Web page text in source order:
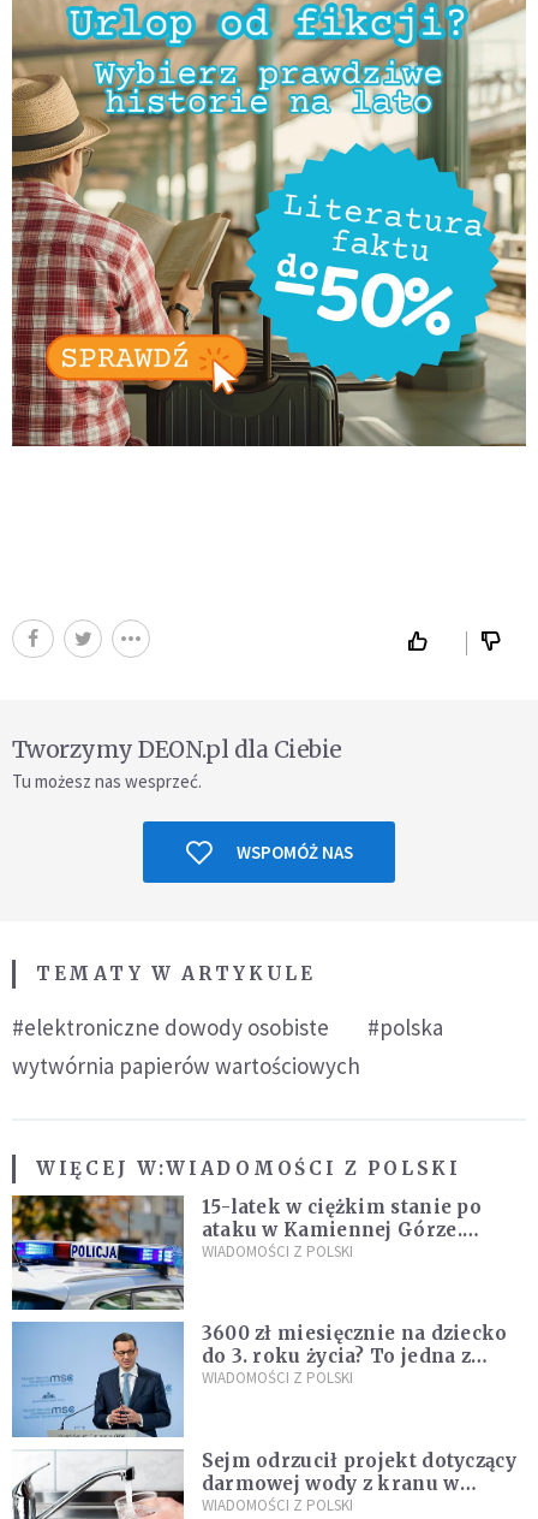
Tworzymy DEON.pl dla Ciebie
Tu możesz nas wesprzeć.
WSPOMÓŻ NAS
TEMATY W ARTYKULE
#elektroniczne dowody osobiste
#polska
wytwórnia papierów wartościowych
WIĘCEJ W:WIADOMOŚCI Z POLSKI
15-latek w ciężkim stanie po
ataku w Kamiennej Górze.
Policja zatrzymała dwóch
WIADOMOŚCI Z POLSKI
3600 zł miesięcznie na dziecko
do 3. roku życia? To jedna z
propozycji programu "Rozwój
WIADOMOŚCI Z POLSKI
Sejm odrzucił projekt dotyczący
darmowej wody z kranu w
restauracjach
WIADOMOŚCI Z POLSKI